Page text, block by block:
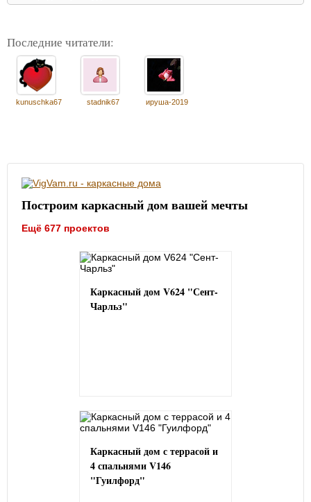
Последние читатели:
kunuschka67 stadnik67 ируша-2019
Построим каркасный дом вашей мечты
Ещё 677 проектов
Каркасный дом V624 "Сент-
Чарльз"
Каркасный дом с террасой и
4 спальнями V146
"Гуилфорд"